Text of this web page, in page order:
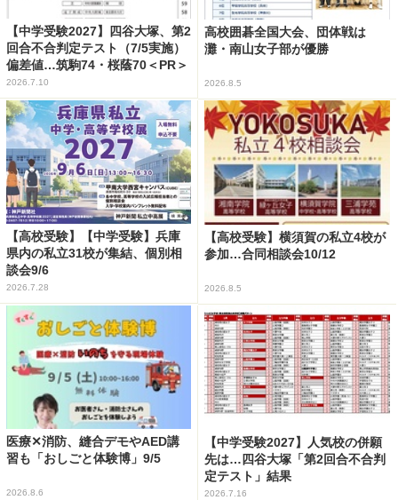
【中学受験2027】四谷大塚、第2
回合不合判定テスト（7/5実施）
偏差値…筑駒74・桜蔭70＜PR＞
2026.7.10
高校囲碁全国大会、団体戦は
灘・南山女子部が優勝
2026.8.5
【高校受験】【中学受験】兵庫
県内の私立31校が集結、個別相
談会9/6
2026.7.28
【高校受験】横須賀の私立4校が
参加…合同相談会10/12
2026.8.5
医療✕消防、縫合デモやAED講
習も「おしごと体験博」9/5
2026.8.6
【中学受験2027】人気校の併願
先は…四谷大塚「第2回合不合判
定テスト」結果
2026.7.16